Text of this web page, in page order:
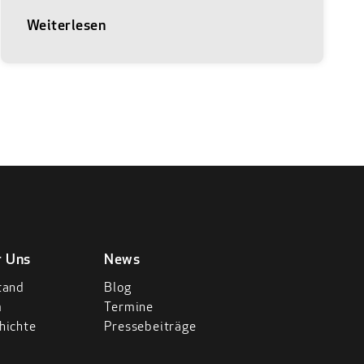
Wettbewerbsrunde ihre Konzepte in
Chemie und Energie ausgezeichnet.
von Anfang an mit. Ob Genomeditierung,
tierfreie Sicherheitsprüfungen,
innovative Antiinfektiva oder stabile
Weiterlesen
Uns News
Blog
Termine
Pressebeiträge